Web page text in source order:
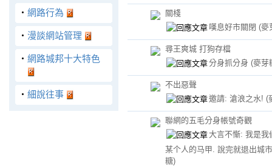
‧ 網路行為
‧ 漫談網站管理
‧ 網路城邦十大特色
‧ 細說往事
關棧
嘆息好市關閉 (麥
尋王爽城 打狗存檔
分身抓分身 (麥芽
不出惡聲
邀請: 滄浪之水! (
聯網的五毛分身帳號奇觀
大言不慚: 我是我
某个人的马甲. 說完就退出城
糖)